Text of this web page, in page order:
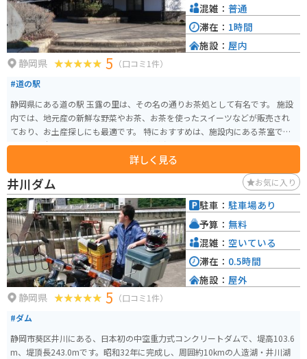
静岡県 5 （口コミ1件）
#道の駅
静岡県にある道の駅 玉露の里は、その名の通りお茶処として有名です。 施設
内では、地元産の新鮮な野菜やお茶、お茶を使ったスイーツなどが販売され
ており、お土産探しにも最適です。 特におすすめは、施設内にある茶室でい
ただける本格的なお茶。 お茶の専門家が淹れたお茶は格別で、お茶の香りや
旨みを存分に楽しむことができます。 また、併設されているレストランで
は、地元産の食材を使った料理を楽しむことができます。 バイクで訪れる場
合は、駐車場も広く停めやすいので安心です。 道の駅 玉露の里は、静岡観光
の休憩スポットとして、ぜひ立ち寄ってみてください。
詳しく見る
混雑： 普通
滞在： 1時間
施設： 屋内
井川ダム お気に入り
静岡県 5 （口コミ1件）
#ダム
静岡市葵区井川にある、日本初の中空重力式コンクリートダムで、堤高103.6
m、堤頂長243.0mです。昭和32年に完成し、周囲約10kmの人造湖・井川湖
駐車： 駐車場あり
予算： 無料
混雑： 空いている
滞在： 0.5時間
施設： 屋外